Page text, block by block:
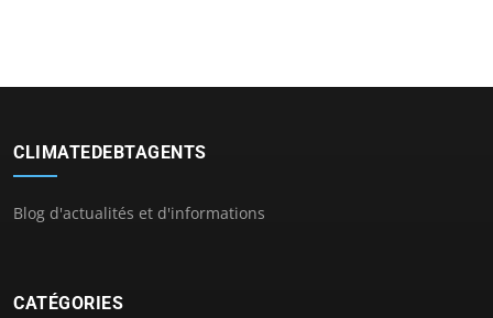
CLIMATEDEBTAGENTS
Blog d'actualités et d'informations
CATÉGORIES